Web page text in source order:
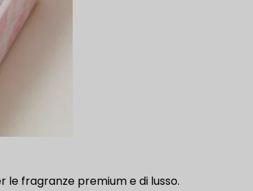
le fragranze premium e di lusso.